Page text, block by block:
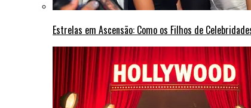
Estrelas em Ascensão: Como os Filhos de